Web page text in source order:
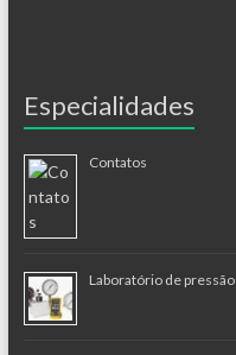
Especialidades
Contatos
Laboratório de pressão